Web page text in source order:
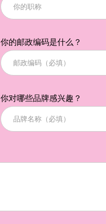
你的邮政编码是什么？
你对哪些品牌感兴趣？